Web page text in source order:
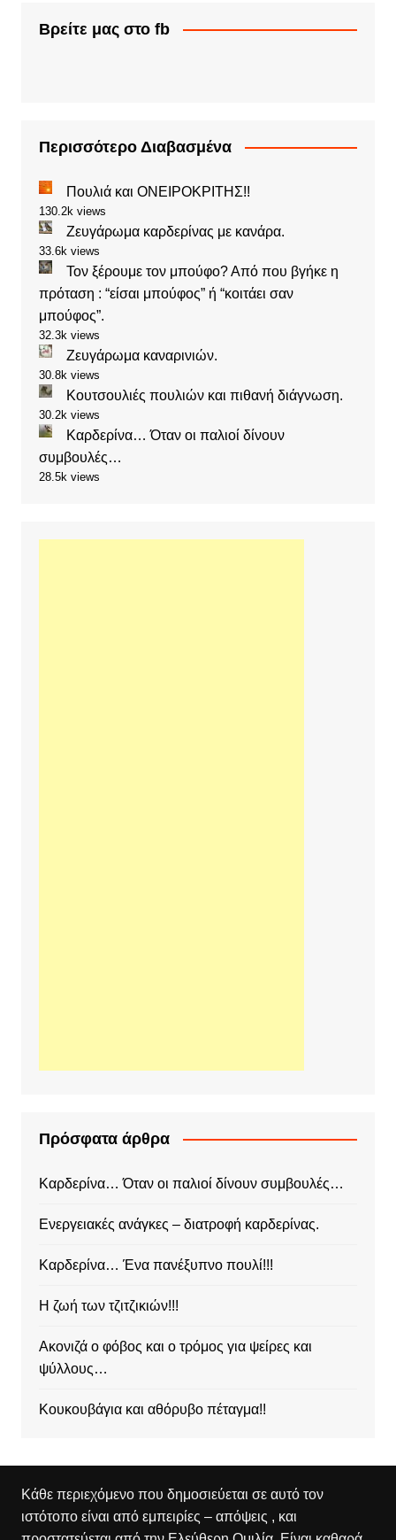
Βρείτε μας στο fb
Περισσότερο Διαβασμένα
Πουλιά και ΟΝΕΙΡΟΚΡΙΤΗΣ!!
130.2k views
Ζευγάρωμα καρδερίνας με κανάρα.
33.6k views
Τον ξέρουμε τον μπούφο? Από που βγήκε η
πρόταση : “είσαι μπούφος” ή “κοιτάει σαν
μπούφος”.
32.3k views
Ζευγάρωμα καναρινιών.
30.8k views
Κουτσουλιές πουλιών και πιθανή διάγνωση.
30.2k views
Καρδερίνα… Όταν οι παλιοί δίνουν
συμβουλές…
28.5k views
Πρόσφατα άρθρα
Καρδερίνα… Όταν οι παλιοί δίνουν συμβουλές…
Ενεργειακές ανάγκες – διατροφή καρδερίνας.
Καρδερίνα… Ένα πανέξυπνο πουλί!!!
Η ζωή των τζιτζικιών!!!
Ακονιζά ο φόβος και ο τρόμος για ψείρες και
ψύλλους…
Κουκουβάγια και αθόρυβο πέταγμα!!
Κάθε περιεχόμενο που δημοσιεύεται σε αυτό τον
ιστότοπο είναι από εμπειρίες – απόψεις , και